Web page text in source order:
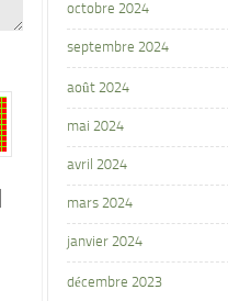
octobre 2024
septembre 2024
août 2024
mai 2024
avril 2024
mars 2024
janvier 2024
décembre 2023